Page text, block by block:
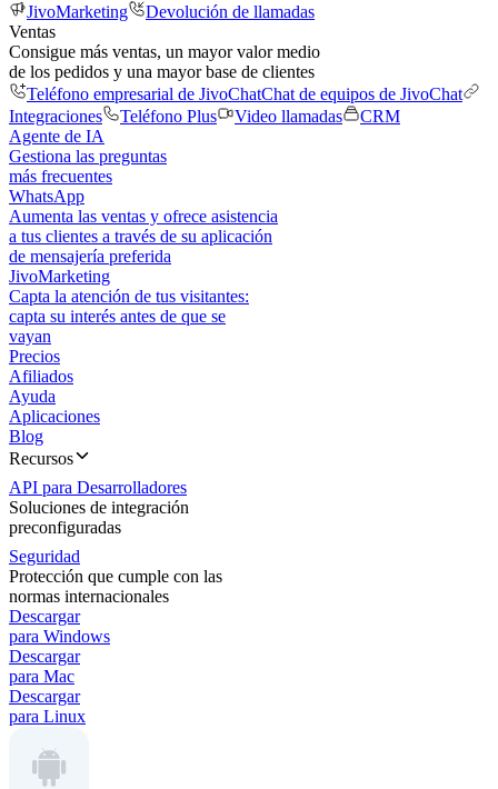
JivoMarketing
Devolución de llamadas
Ventas
Consigue más ventas, un mayor valor medio
de los pedidos y una mayor base de clientes
Teléfono empresarial de JivoChatChat de equipos de JivoChat
Integraciones
Teléfono Plus Video llamadas
CRM
Agente de IA
Gestiona las preguntas
más frecuentes
WhatsApp
Aumenta las ventas y ofrece asistencia
a tus clientes a través de su aplicación
de mensajería preferida
JivoMarketing
Capta la atención de tus visitantes:
capta su interés antes de que se
vayan
Precios
Afiliados
Ayuda
Aplicaciones
Blog
Recursos
API para Desarrolladores
Soluciones de integración
preconfiguradas
Seguridad
Protección que cumple con las
normas internacionales
Descargar
para Windows
Descargar
para Mac
Descargar
para Linux